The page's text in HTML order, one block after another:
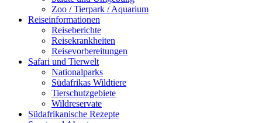
Zoo / Tierpark / Aquarium
Reiseinformationen
Reiseberichte
Reisekrankheiten
Reisevorbereitungen
Safari und Tierwelt
Nationalparks
Südafrikas Wildtiere
Tierschutzgebiete
Wildreservate
Südafrikanische Rezepte